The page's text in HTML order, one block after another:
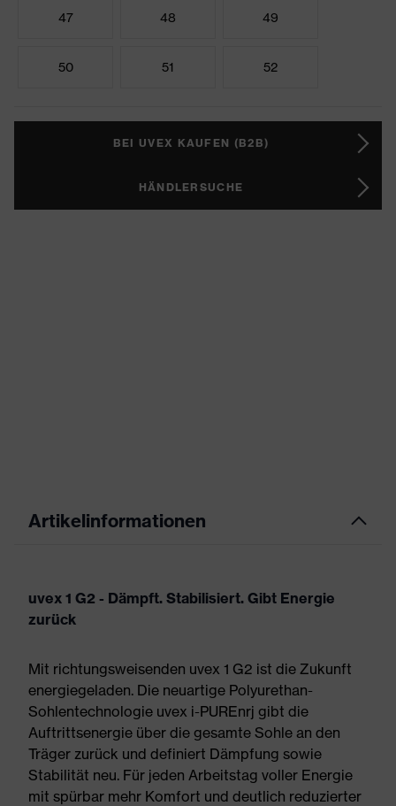
47 48 49
50 51 52
BEI UVEX KAUFEN (B2B)
HÄNDLERSUCHE
Artikelinformationen
uvex 1 G2 - Dämpft. Stabilisiert. Gibt Energie
zurück
Mit richtungsweisenden uvex 1 G2 ist die Zukunft
energiegeladen. Die neuartige Polyurethan-
Sohlentechnologie uvex i-PUREnrj gibt die
Auftrittsenergie über die gesamte Sohle an den
Träger zurück und definiert Dämpfung sowie
Stabilität neu. Für jeden Arbeitstag voller Energie
mit spürbar mehr Komfort und deutlich reduzierter